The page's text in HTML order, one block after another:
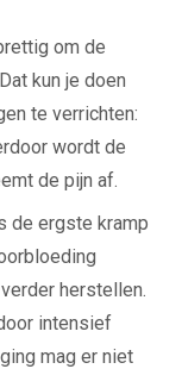
om de
kun je doen
te verrichten:
wordt de
de pijn af.
de ergste kramp
herstellen.
intensief
mag er niet